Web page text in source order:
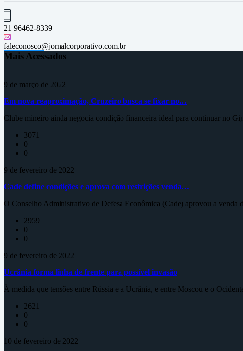
21 96462-8339
faleconosco@jornalcorporativo.com.br
Mais Acessados
9 de março de 2022
Em nova reaproximação, Cruzeiro busca se fixar no…
Clube mineiro ainda negocia condição financeira ideal para continuar no
3071
0
0
9 de fevereiro de 2022
Cade define condições e aprova com restrições venda…
O Conselho Administrativo de Defesa Econômica (Cade) aprovou a venda
2959
0
0
9 de fevereiro de 2022
Ucrânia forma linha de frente para possível invasão
À medida que tensões entre Rússia e a Ucrânia, e entre Moscou e o
2621
0
0
10 de fevereiro de 2022